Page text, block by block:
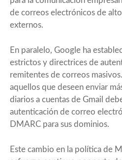
de correos electrónicos de
externos.
En paralelo, Google ha
estrictos y directrices de
remitentes de correos
aquellos que deseen enviar
diarios a cuentas de Gmail
autenticación de correo
DMARC para sus dominios.
Este cambio en la política de